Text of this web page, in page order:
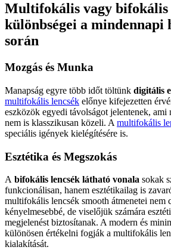
Multifokális vagy bifokális
különbségei a mindennapi
során
Mozgás és Munka
Manapság egyre több időt töltünk digitális
multifokális lencsék előnye kifejezetten
eszközök egyedi távolságot jelentenek, ami
nem is klasszikusan közeli. A multifokális
speciális igények kielégítésére is.
Esztétika és Megszokás
A bifokális lencsék látható vonala sokak
funkcionálisan, hanem esztétikailag is
multifokális lencsék smooth átmenetei nem
kényelmesebbé, de viselőjük számára
megjelenést biztosítanak. A modern és
különösen értékelni fogják a multifokális
kialakítását.